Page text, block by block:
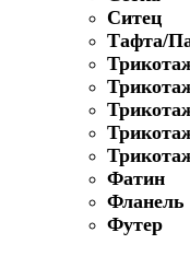
Ситец
Тафта/
Фатин
Фланель
Футер